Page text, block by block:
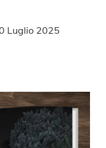
Luglio 2025